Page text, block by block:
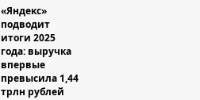
«Яндекс»
подводит
итоги 2025
года: выручка
впервые
превысила 1,44
трлн рублей